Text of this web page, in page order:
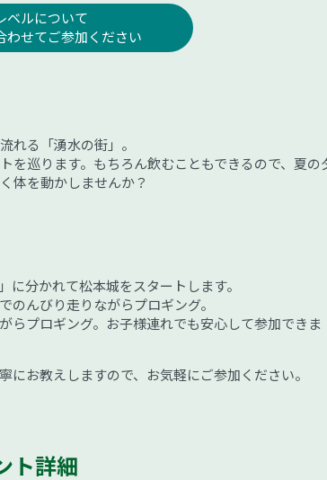
ベルについて
せてご参加ください
れる「湧水の街」。
を巡ります。もちろん飲むこともできるので、夏の
体を動かしませんか？
分かれて松本城をスタートします。
のんびり走りながらプロギング。
らプロギング。お子様連れでも安心して参加できま
にお教えしますので、お気軽にご参加ください。
ト詳細